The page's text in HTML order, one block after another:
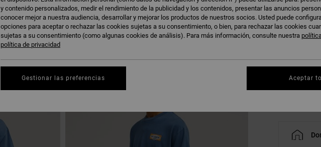
XS
y contenido personalizados, medir el rendimiento de la publicidad y los contenidos, presentar las anuncios
conocer mejor a nuestra audiencia, desarrollar y mejorar los productos de nuestros socios. Usted puede
opciones para aceptar o rechazar las cookies sujetas a su consentimiento, o bien, para rechazar las cookies
sujetas a su consentimiento (como algunas cookies de análisis). Para más información, consulte nuestra
política de privacidad
Gestionar las preferencias Aceptar